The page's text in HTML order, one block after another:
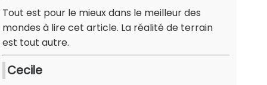
Tout est pour le mieux dans le meilleur des
mondes à lire cet article. La réalité de terrain
est tout autre.
Cecile